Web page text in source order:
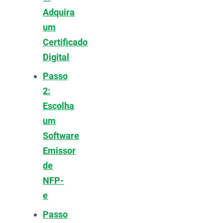
Adquira
um
Certificado
Digital
Passo
2:
Escolha
um
Software
Emissor
de
NFP-
e
Passo